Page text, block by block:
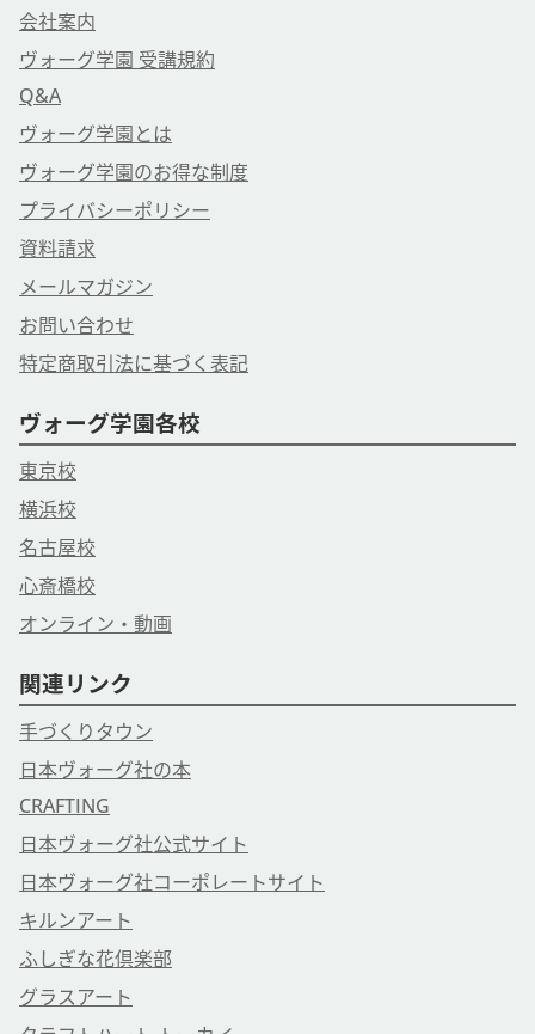
会社案内
ヴォーグ学園 受講規約
Q&A
ヴォーグ学園とは
ヴォーグ学園のお得な制度
プライバシーポリシー
資料請求
メールマガジン
お問い合わせ
特定商取引法に基づく表記
ヴォーグ学園各校
東京校
横浜校
名古屋校
心斎橋校
オンライン・動画
関連リンク
手づくりタウン
日本ヴォーグ社の本
CRAFTING
日本ヴォーグ社公式サイト
日本ヴォーグ社コーポレートサイト
キルンアート
ふしぎな花倶楽部
グラスアート